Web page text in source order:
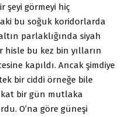
şeyi görmeyi hiç
bu soğuk koridorlarda
parlaklığında siyah
bu kez bin yılların
kapıldı. Ancak şimdiye
bir ciddi örneğe bile
bir gün mutlaka
O’na göre güneşi